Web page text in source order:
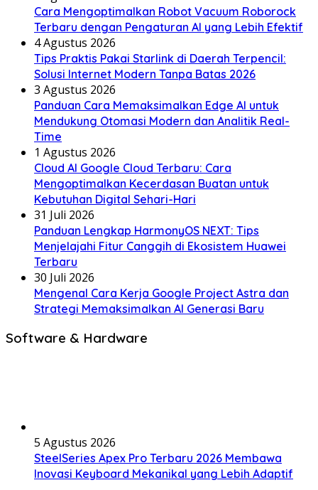
Cara Mengoptimalkan Robot Vacuum Roborock
Terbaru dengan Pengaturan AI yang Lebih Efektif
4 Agustus 2026
Tips Praktis Pakai Starlink di Daerah Terpencil:
Solusi Internet Modern Tanpa Batas 2026
3 Agustus 2026
Panduan Cara Memaksimalkan Edge AI untuk
Mendukung Otomasi Modern dan Analitik Real-
Time
1 Agustus 2026
Cloud AI Google Cloud Terbaru: Cara
Mengoptimalkan Kecerdasan Buatan untuk
Kebutuhan Digital Sehari-Hari
31 Juli 2026
Panduan Lengkap HarmonyOS NEXT: Tips
Menjelajahi Fitur Canggih di Ekosistem Huawei
Terbaru
30 Juli 2026
Mengenal Cara Kerja Google Project Astra dan
Strategi Memaksimalkan AI Generasi Baru
Software & Hardware
5 Agustus 2026
SteelSeries Apex Pro Terbaru 2026 Membawa
Inovasi Keyboard Mekanikal yang Lebih Adaptif